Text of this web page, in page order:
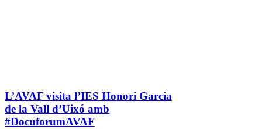
L’AVAF visita l’IES Honori García
de la Vall d’Uixó amb
#DocuforumAVAF